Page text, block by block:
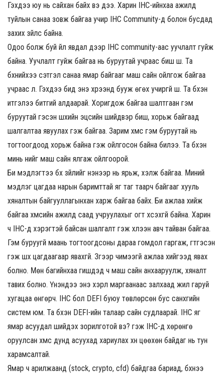
Гэхдээ юу нь сайхан байх вэ дээ. Харин IHC-ийнхаа ажилд
туйлын санаа зовж байгаа учир IHC Community-д болон бусдад
захих зүйлс байна.
Одоо болж буй үйл явдал дээр IHC community-аас уучлалт гуйж
байна. Уучлалт гуйж байгаа нь буруутай учраас биш шүү. Та
бүхнийхээ сэтгэл санаа ямар байгааг маш сайн ойлгож байгаа
учраас л. Гэхдээ бид энэ хүрээнд бууж өгөх учиргүй шүү. Та бүхэн
итгэлээ битгий алдаарай. Хоригдож байгаа шалтгаан гэм
буруутай гэсэн шүүхийн эцсийн шийдвэр биш, хорьж байгаад
шалгалтаа явуулах гэж байгаа. Зарим хүмүүс гэм буруутай нь
тогтоогдоод хорьж байна гэж ойлгосон байна билээ. Та бүхэн
минь үүнийг маш сайн ялгаж ойлгоорой.
Би мэдүүлэгтээ бүх зүйлийг үнэнээр нь ярьж, хэлж байгаа. Миний
мэдүүлэг цагдаа нарын баримттай яг таг таарч байгааг хууль
хяналтын байгууллагынхан харж байгаа байх. Би ажлаа хийж
байгаа хүмүүсийн ажилд саад учруулахыг огт хүсэхгүй байна. Харин
ч IHC-д хэрэгтэй байсан шалгалт гэж хүлээн авч тайван байгаа.
Гэм буруугүй маань тогтоогдсоны дараа гомдол гаргаж, гүтгэсэн
гэж шүүх цагдаагаар явахгүй. Зүгээр чимээгүй ажлаа хийгээд явах
болно. Мөн багийнхаа гишүүдэд ч маш сайн анхааруулж, хяналт
тавих болно. Үнэндээ энэ хэрүүл маргаанаас залхаад жил гаруй
хугацаа өнгөрч. IHC бол DEFI буюу төвлөрсөн бус санхүүгийн
систем юм. Та бүхэн DEFI-ийн талаар сайн судлаарай. IHC яг
ямар асуудал шийдэх зорилготой вэ? гэж IHC-д хөрөнгө
оруулсан хүмүүс дунд асуухад хариулах хүн цөөхөн байдаг нь тун
харамсалтай.
Ямар ч арилжаанд (stock, crypto, cfd) байдгаа бариад, бүхнээ